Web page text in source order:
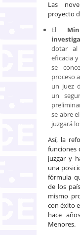
Las
proyecto
El
dotar al
eficacia
se
proceso
un juez
un
se abre
juzgará
Así, la
funciones
juzgar y
una
fórmula
de los
mismo
con éxito
hace
Menores.